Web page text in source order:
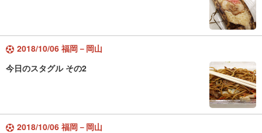
2018/10/06 福岡－岡山
今日のスタグル その2
2018/10/06 福岡－岡山